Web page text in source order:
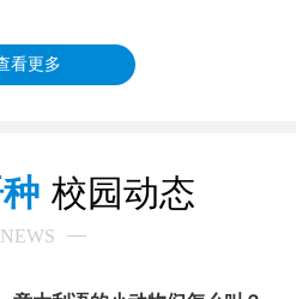
看更多
校园动态
NEWS